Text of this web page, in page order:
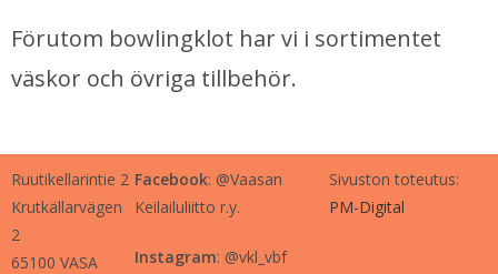
Förutom bowlingklot har vi i sortimentet
väskor och övriga tillbehör.
Ruutikellarintie 2
Krutkällarvägen
2
65100 VASA
Facebook: @Vaasan
Keilailuliitto r.y.
Instagram: @vkl_vbf
Sivuston toteutus:
PM-Digital